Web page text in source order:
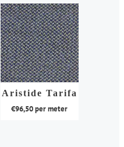
product
heeft
meerdere
variaties.
Deze
optie
kan
gekozen
Aristide Tarifa
€96,50per meter